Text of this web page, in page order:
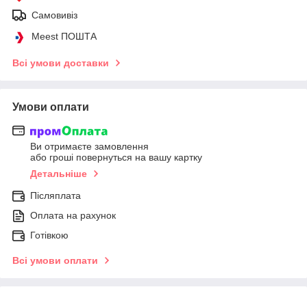
Самовивіз
Meest ПОШТА
Всі умови доставки
Умови оплати
Ви отримаєте замовлення
або гроші повернуться на вашу картку
Детальніше
Післяплата
Оплата на рахунок
Готівкою
Всі умови оплати